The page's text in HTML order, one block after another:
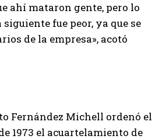
ahí mataron gente, pero lo
fue peor, ya que se
de la empresa», acotó
Fernández Michell ordenó el
1973 el acuartelamiento de